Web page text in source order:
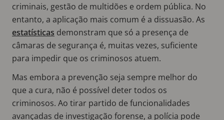
criminais, gestão de multidões e ordem pública. No
entanto, a aplicação mais comum é a dissuasão. As
estatísticas demonstram que só a presença de
câmaras de segurança é, muitas vezes, suficiente
para impedir que os criminosos atuem.
Mas embora a prevenção seja sempre melhor do
que a cura, não é possível deter todos os
criminosos. Ao tirar partido de funcionalidades
avançadas de investigação forense, a polícia pode